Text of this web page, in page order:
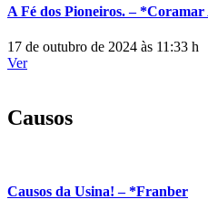
A Fé dos Pioneiros. – *Coramar
17 de outubro de 2024 às 11:33 h
Ver
Causos
Causos da Usina! – *Franber